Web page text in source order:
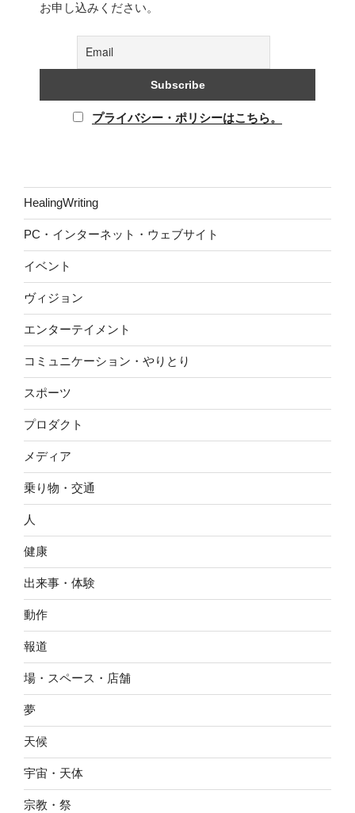
お申し込みください。
プライバシー・ポリシーはこちら。
HealingWriting
PC・インターネット・ウェブサイト
イベント
ヴィジョン
エンターテイメント
コミュニケーション・やりとり
スポーツ
プロダクト
メディア
乗り物・交通
人
健康
出来事・体験
動作
報道
場・スペース・店舗
夢
天候
宇宙・天体
宗教・祭